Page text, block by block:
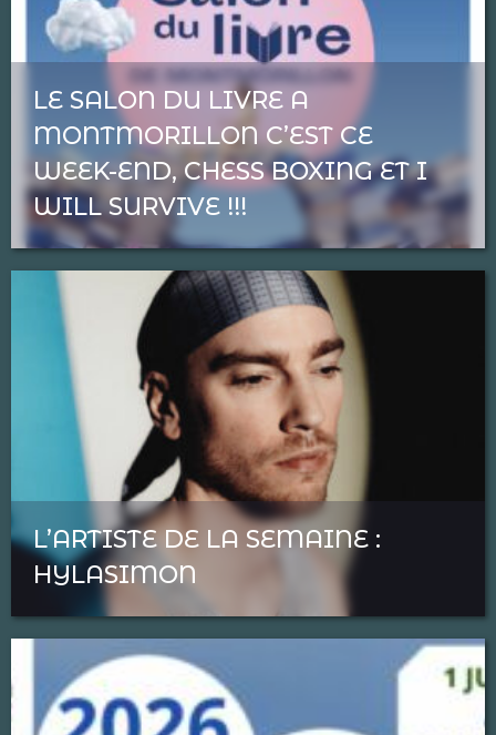
LE SALON DU LIVRE A
MONTMORILLON C’EST CE
WEEK-END, CHESS BOXING ET I
WILL SURVIVE !!!
L’ARTISTE DE LA SEMAINE :
HYLASIMON